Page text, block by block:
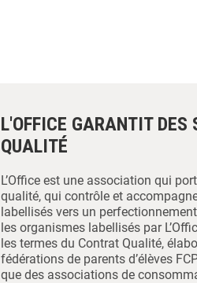
L'OFFICE GARANTIT DES
QUALITÉ
L’Office est une association qui
qualité, qui contrôle et
labellisés vers un
les organismes labellisés par
les termes du Contrat Qualité,
fédérations de parents d’élèves
que des associations de